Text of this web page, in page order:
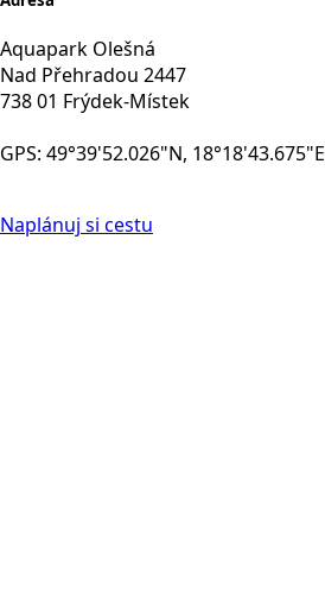
Aquapark Olešná
Nad Přehradou 2447
738 01 Frýdek-Místek
GPS: 49°39'52.026"N, 18°18'43.675"E
Naplánuj si cestu